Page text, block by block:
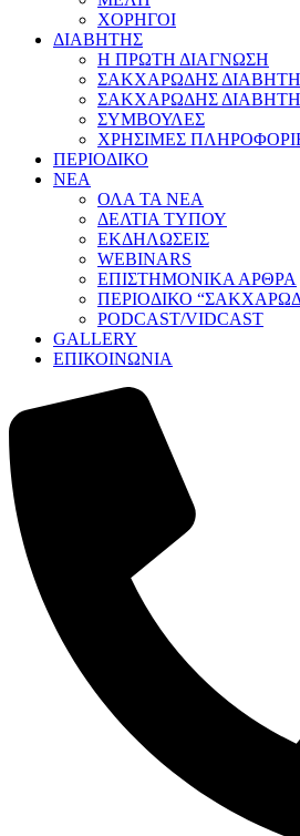
ΧΟΡΗΓΟΙ
ΔΙΑΒΗΤΗΣ
Η ΠΡΩΤΗ ΔΙΑΓΝΩΣΗ
ΣΑΚΧΑΡΩΔΗΣ
ΣΑΚΧΑΡΩΔΗΣ
ΣΥΜΒΟΥΛΕΣ
ΧΡΗΣΙΜΕΣ
ΠΕΡΙΟΔΙΚΟ
ΝΕΑ
ΟΛΑ ΤΑ ΝΕΑ
ΔΕΛΤΙΑ ΤΥΠΟΥ
ΕΚΔΗΛΩΣΕΙΣ
WEBINARS
ΕΠΙΣΤΗΜΟΝΙΚΑ ΑΡΘΡΑ
ΠΕΡΙΟΔΙΚΟ
PODCAST/VIDCAST
GALLERY
ΕΠΙΚΟΙΝΩΝΙΑ